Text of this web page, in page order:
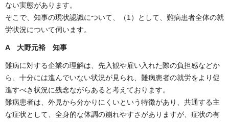
ない実態があります。
そこで、知事の現状認識について、（1）として、難病患者全体の就
労状況について伺います。
A 大野元裕 知事
難病に対する企業の理解は、先入観や雇い入れた際の負担感などか
ら、十分には進んでいない状況が見られ、難病患者の就労をより促
進すべき状況に残念ながらあると考えております。
難病患者は、外見から分かりにくいという特徴があり、共通する主
な症状として、全身的な体調の崩れやすさがありますが、症状の有